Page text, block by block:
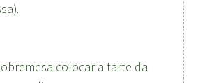
colocar a tarte da